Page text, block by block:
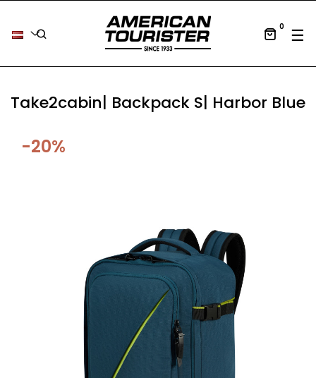
0 ☰
Take2cabin| Backpack S| Harbor Blue
-20%